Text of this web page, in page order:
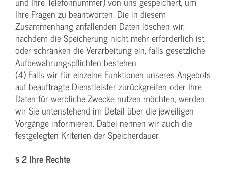
Ihre Fragen zu beantworten. Die in diesem
Zusammenhang anfallenden Daten löschen wir,
nachdem die Speicherung nicht mehr erforderlich ist,
oder schränken die Verarbeitung ein, falls gesetzliche
Aufbewahrungspflichten bestehen.
(4) Falls wir für einzelne Funktionen unseres Angebots
auf beauftragte Dienstleister zurückgreifen oder Ihre
Daten für werbliche Zwecke nutzen möchten, werden
wir Sie untenstehend im Detail über die jeweiligen
Vorgänge informieren. Dabei nennen wir auch die
festgelegten Kriterien der Speicherdauer.
§ 2 Ihre Rechte